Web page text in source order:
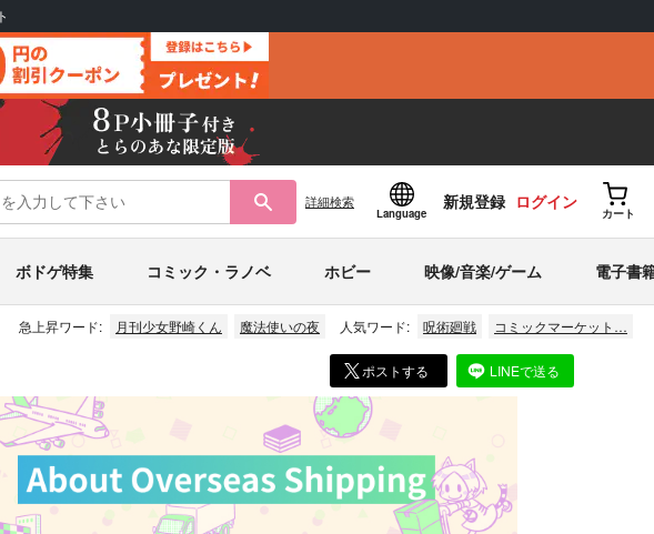
詳細検索
Language
新規登録 ログイン
カート
ボドゲ特集 コミック・ラノベ ホビー 映像/音楽/ゲーム 電子書
急上昇ワード: 月刊少女野崎くん 魔法使いの夜 人気ワード: 呪術廻戦 コミックマーケット…
ポストする LINEで送る